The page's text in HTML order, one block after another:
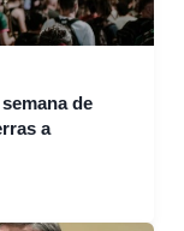
de
a